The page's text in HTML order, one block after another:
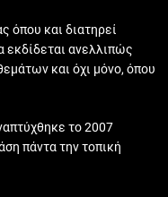
όπου και διατηρεί
εκδίδεται ανελλιπώς
και όχι μόνο, όπου
το 2007
πάντα την τοπική